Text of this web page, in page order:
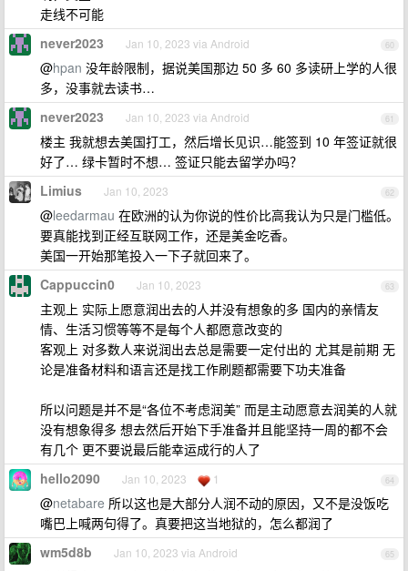
走线不可能
60
never2023 Jan 10, 2023 via Android
@hpan 没年龄限制，据说美国那边 50 多 60 多读研上学的人很
多，没事就去读书…
61
never2023 Jan 10, 2023 via Android
楼主 我就想去美国打工，然后增长见识…能签到 10 年签证就很
好了… 绿卡暂时不想… 签证只能去留学办吗？
62
Limius Jan 10, 2023
@leedarmau 在欧洲的认为你说的性价比高我认为只是门槛低。
要真能找到正经互联网工作，还是美金吃香。
美国一开始那笔投入一下子就回来了。
63
Cappuccin0 Jan 10, 2023
主观上 实际上愿意润出去的人并没有想象的多 国内的亲情友
情、生活习惯等等不是每个人都愿意改变的
客观上 对多数人来说润出去总是需要一定付出的 尤其是前期 无
论是准备材料和语言还是找工作刷题都需要下功夫准备
所以问题是并不是“各位不考虑润美” 而是主动愿意去润美的人就
没有想象得多 想去然后开始下手准备并且能坚持一周的都不会
有几个 更不要说最后能幸运成行的人了
64
hello2090 Jan 10, 2023 1
@netabare 所以这也是大部分人润不动的原因，又不是没饭吃
嘴巴上喊两句得了。真要把这当地狱的，怎么都润了
65
wm5d8b Jan 10, 2023 via Android